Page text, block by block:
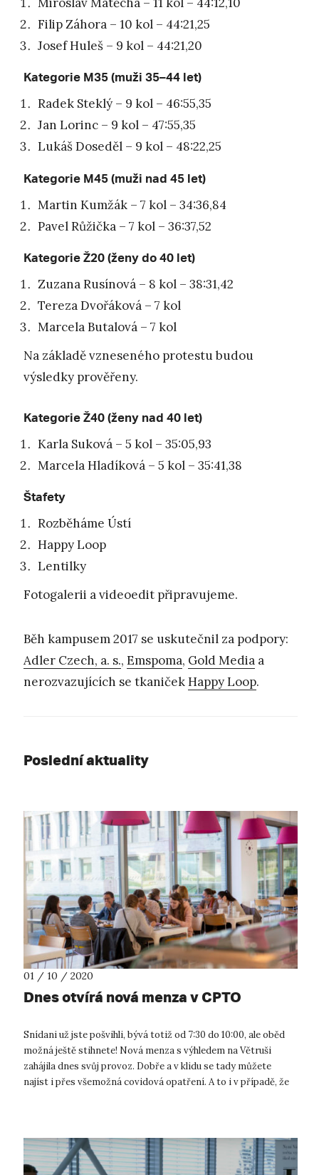
Filip Záhora – 10 kol – 44:21,25
Josef Huleš – 9 kol – 44:21,20
Kategorie M35 (muži 35–44 let)
Radek Steklý – 9 kol – 46:55,35
Jan Lorinc – 9 kol – 47:55,35
Lukáš Doseděl – 9 kol – 48:22,25
Kategorie M45 (muži nad 45 let)
Martin Kumžák – 7 kol – 34:36,84
Pavel Růžička – 7 kol – 36:37,52
Kategorie Ž20 (ženy do 40 let)
Zuzana Rusínová – 8 kol – 38:31,42
Tereza Dvořáková – 7 kol
Marcela Butalová – 7 kol
Na základě vzneseného protestu budou
výsledky prověřeny.
Kategorie Ž40 (ženy nad 40 let)
Karla Suková – 5 kol – 35:05,93
Marcela Hladíková – 5 kol – 35:41,38
Štafety
Rozběháme Ústí
Happy Loop
Lentilky
Fotogalerii a videoedit připravujeme.
Běh kampusem 2017 se uskutečnil za podpory:
Adler Czech, a. s., Emspoma, Gold Media a
nerozvazujících se tkaničekHappy Loop.
Poslední aktuality
01 / 10 / 2020
Dnes otvírá nová menza v CPTO
Snídani už jste pošvihli, bývá totiž od 7:30 do 10:00, ale oběd
možná ještě stihnete! Nová menza s výhledem na Větruši
zahájila dnes svůj provoz. Dobře a v klidu se tady můžete
najíst i přes všemožná covidová opatření. A to i v případě, že